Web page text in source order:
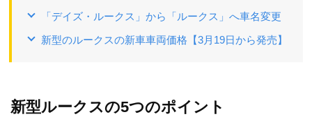
「デイズ・ルークス」から「ルークス」へ車名変更
新型のルークスの新車車両価格【3月19日から発売】
新型ルークスの5つのポイント